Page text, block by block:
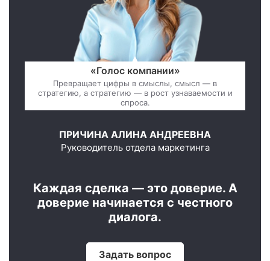
«Голос компании»
Превращает цифры в смыслы, смысл — в
стратегию, а стратегию — в рост узнаваемости и
спроса.
ПРИЧИНА АЛИНА АНДРЕЕВНА
Руководитель отдела маркетинга
Каждая сделка — это доверие. А
доверие начинается с честного
диалога.
Задать вопрос